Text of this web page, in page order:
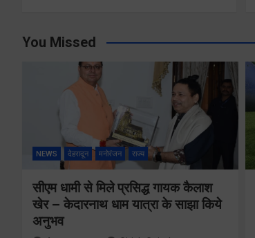
You Missed
NEWS देहरादून मनोरंजन राज्य
सीएम धामी से मिले प्रसिद्ध गायक कैलाश
खेर – केदारनाथ धाम यात्रा के साझा किये
अनुभव